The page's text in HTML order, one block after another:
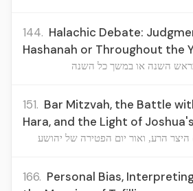
144. Halachic Debate:
Hashanah or Throughout the
השנה או במשך כל השנה
151. Bar Mitzvah, the Battle
Hara, and the Light of
הרע, ואור יום הפטירה של יהושע
166. Personal Bias,